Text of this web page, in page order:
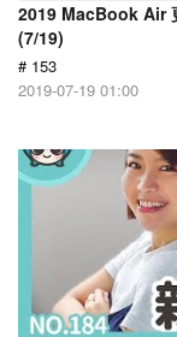
2019 MacBook Air
(7/19)
# 153
2019-07-19 01:00